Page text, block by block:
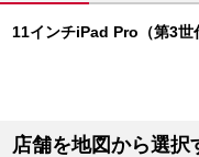
11インチiPad Pro（第3世
店舗を地図から選択